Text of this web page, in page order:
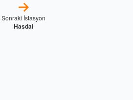
Sonraki İstasyon
Hasdal